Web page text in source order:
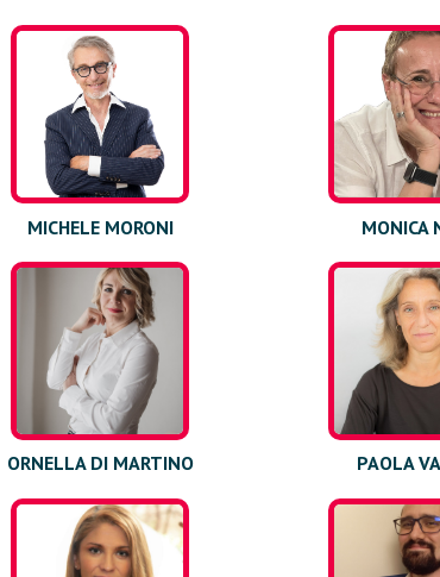
MICHELE MORONI MONICA
ORNELLA DI MARTINO PAOLA